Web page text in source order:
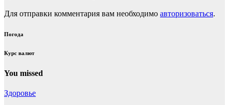
Для отправки комментария вам необходимо авторизоваться.
Погода
Курс валют
You missed
Здоровье